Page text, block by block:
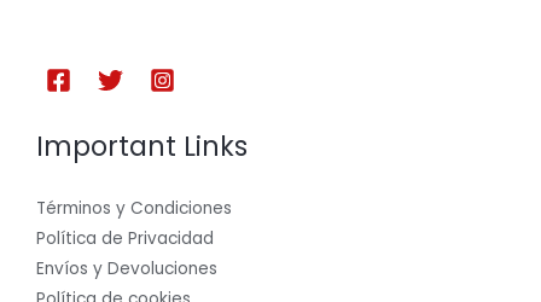
Important Links
Términos y Condiciones
Política de Privacidad
Envíos y Devoluciones